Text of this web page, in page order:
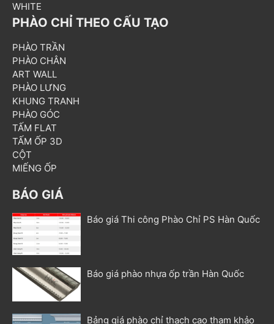
WHITE
PHÀO CHỈ THEO CẤU TẠO
PHÀO TRẦN
PHÀO CHÂN
ART WALL
PHÀO LƯNG
KHUNG TRANH
PHÀO GÓC
TẤM FLAT
TẤM ỐP 3D
CỘT
MIẾNG ỐP
BÁO GIÁ
Báo giá Thi công Phào Chỉ PS Hàn Quốc
Báo giá phào nhựa ốp trần Hàn Quốc
Bảng giá phào chỉ thạch cao tham khảo